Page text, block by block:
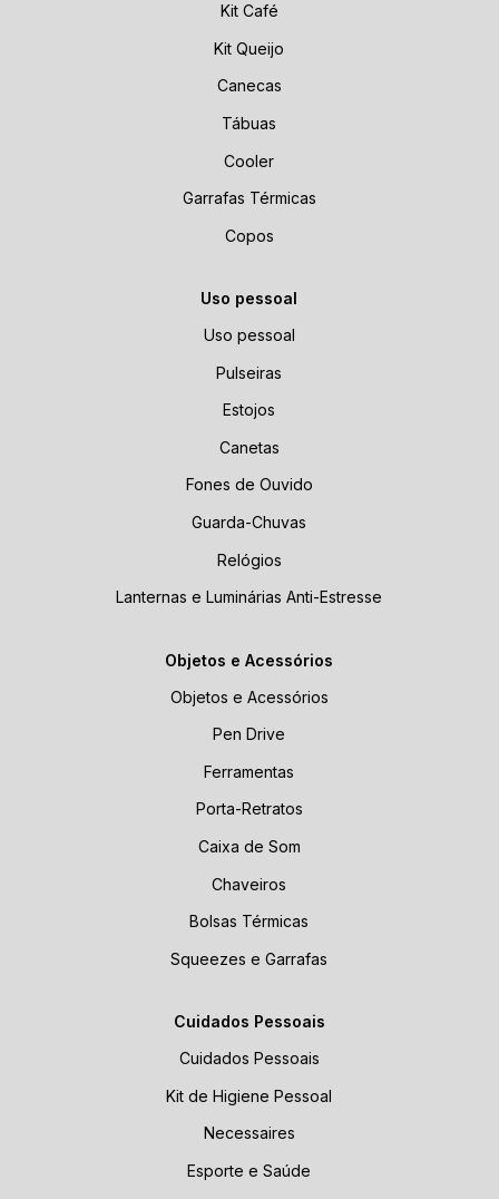
Kit Café
Kit Queijo
Canecas
Tábuas
Cooler
Garrafas Térmicas
Copos
Uso pessoal
Uso pessoal
Pulseiras
Estojos
Canetas
Fones de Ouvido
Guarda-Chuvas
Relógios
Lanternas e Luminárias Anti-Estresse
Objetos e Acessórios
Objetos e Acessórios
Pen Drive
Ferramentas
Porta-Retratos
Caixa de Som
Chaveiros
Bolsas Térmicas
Squeezes e Garrafas
Cuidados Pessoais
Cuidados Pessoais
Kit de Higiene Pessoal
Necessaires
Esporte e Saúde